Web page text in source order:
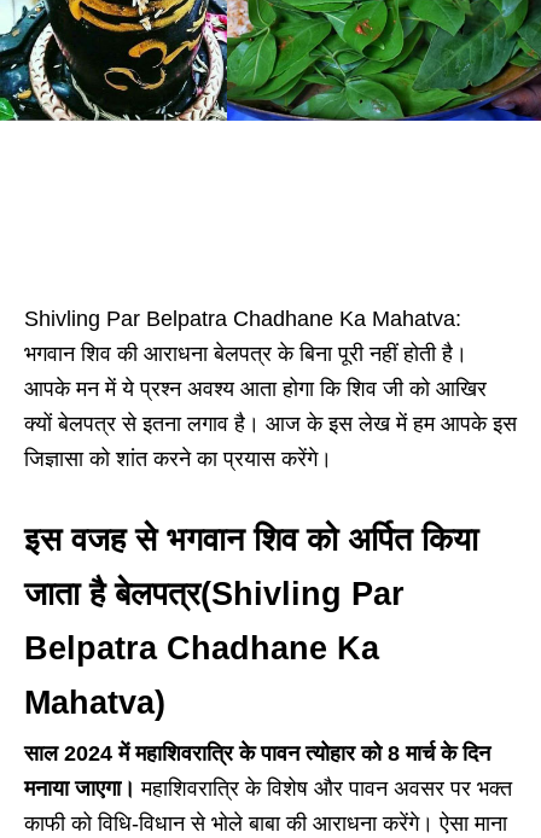
Shivling Par Belpatra Chadhane Ka Mahatva:
भगवान शिव की आराधना बेलपत्र के बिना पूरी नहीं होती है।
आपके मन में ये प्रश्न अवश्य आता होगा कि शिव जी को आखिर
क्यों बेलपत्र से इतना लगाव है। आज के इस लेख में हम आपके इस
जिज्ञासा को शांत करने का प्रयास करेंगे।
इस वजह से भगवान शिव को अर्पित किया
जाता है बेलपत्र(Shivling Par
Belpatra Chadhane Ka
Mahatva)
साल 2024 में महाशिवरात्रि के पावन त्योहार को 8 मार्चके दिन
मनाया जाएगा। महाशिवरात्रि के विशेष और पावन अवसर पर भक्त
काफी को विधि-विधान से भोले बाबा की आराधना करेंगे। ऐसा माना